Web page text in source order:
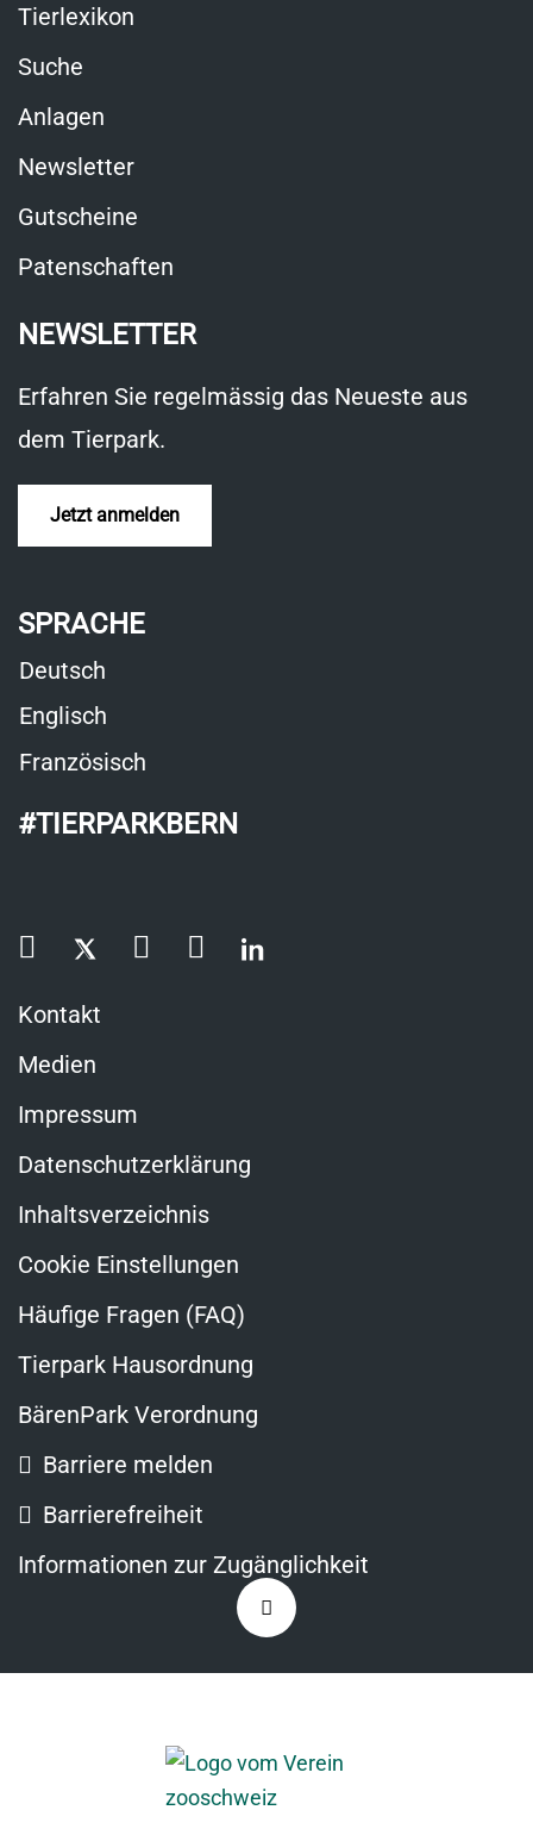
Tierlexikon
Suche
Anlagen
Newsletter
Gutscheine
Patenschaften
NEWSLETTER
Erfahren Sie regelmässig das Neueste aus
dem Tierpark.
Jetzt anmelden
SPRACHE
Deutsch
Englisch
Französisch
#TIERPARKBERN
Kontakt
Medien
Impressum
Datenschutzerklärung
Inhaltsverzeichnis
Cookie Einstellungen
Häufige Fragen (FAQ)
Tierpark Hausordnung
BärenPark Verordnung
Barriere melden
Barrierefreiheit
Informationen zur Zugänglichkeit
Zurück